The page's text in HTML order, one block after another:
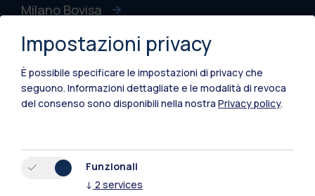
Milano Bovisa
Cremona
Lecco
Mantova
Xi'an
Impostazioni privacy
È possibile specificare le impostazioni di privacy che
seguono. Informazioni dettagliate e le modalità di revoca
del consenso sono disponibili nella nostra Privacy policy.
Funzionali
↓ 2 services